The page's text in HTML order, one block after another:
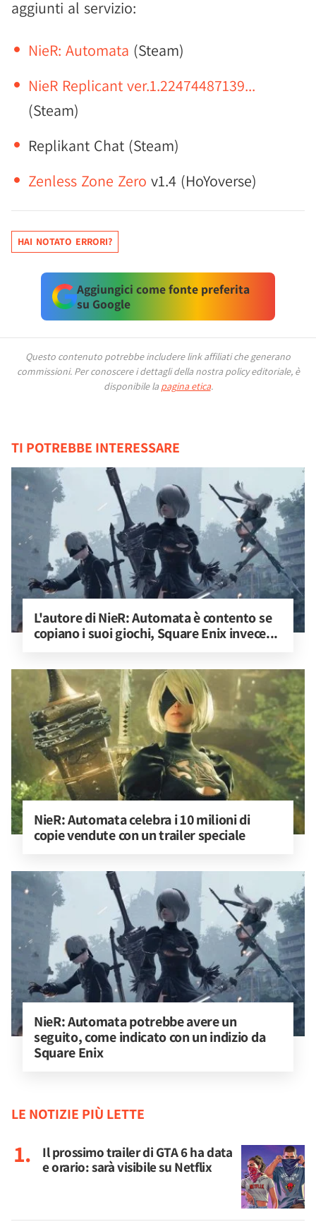
aggiunti al servizio:
NieR: Automata (Steam)
NieR Replicant ver.1.22474487139...
(Steam)
Replikant Chat (Steam)
Zenless Zone Zero v1.4 (HoYoverse)
HAI NOTATO ERRORI?
Aggiungici come fonte preferita
su Google
Questo contenuto potrebbe includere link affiliati che generano
commissioni. Per conoscere i dettagli della nostra policy editoriale, è
disponibile la pagina etica.
TI POTREBBE INTERESSARE
L'autore di NieR: Automata è contento se
copiano i suoi giochi, Square Enix invece...
NieR: Automata celebra i 10 milioni di
copie vendute con un trailer speciale
NieR: Automata potrebbe avere un
seguito, come indicato con un indizio da
Square Enix
LE NOTIZIE PIÙ LETTE
Il prossimo trailer di GTA 6 ha data
e orario: sarà visibile su Netflix